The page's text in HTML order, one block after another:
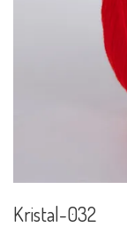
Kristal-032